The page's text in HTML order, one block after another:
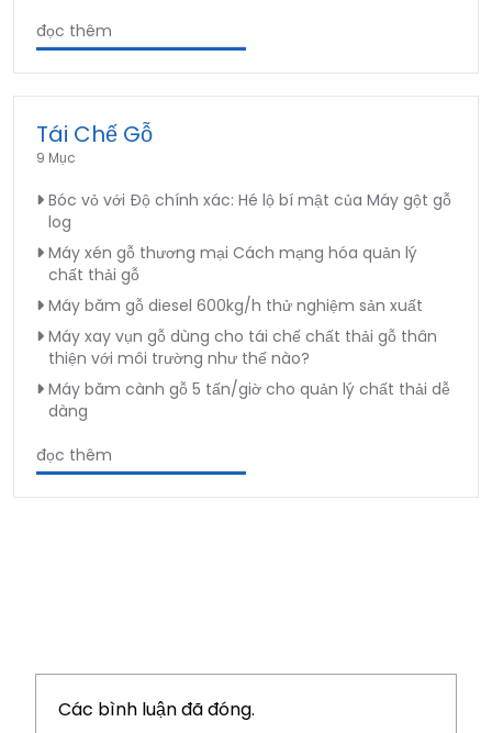
đọc thêm
Tái Chế Gỗ
9 Mục
Bóc vỏ với Độ chính xác: Hé lộ bí mật của Máy gột gỗ
log
Máy xén gỗ thương mại Cách mạng hóa quản lý
chất thải gỗ
Máy băm gỗ diesel 600kg/h thử nghiệm sản xuất
Máy xay vụn gỗ dùng cho tái chế chất thải gỗ thân
thiện với môi trường như thế nào?
Máy băm cành gỗ 5 tấn/giờ cho quản lý chất thải dễ
dàng
đọc thêm
Các bình luận đã đóng.